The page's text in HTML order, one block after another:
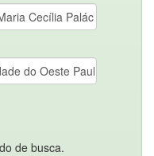
de busca.